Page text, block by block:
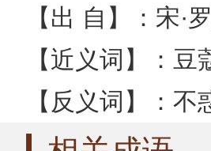
【出 自】：宋·
【近义词】：豆
【反义词】：不